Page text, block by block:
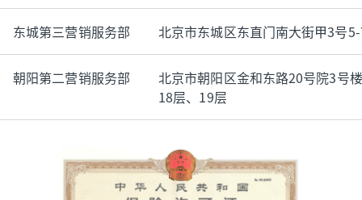
东城第三营销服务部 北京市东城区东直门南大街甲3号
朝阳第二营销服务部
北京市朝阳区金和东路20号院3号
18层、19层